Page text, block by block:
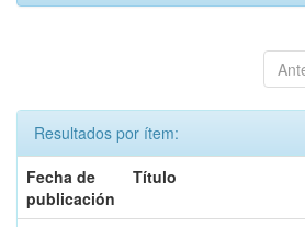
Resultados por ítem:
Fecha de
publicación
Título